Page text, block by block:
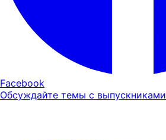
Facebook
Обсуждайте темы с выпускниками